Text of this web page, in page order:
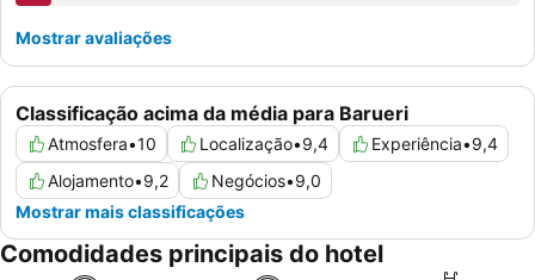
Classificação acima da média para Barueri
Atmosfera•10 Localização•9,4 Experiência•9,4
Alojamento•9,2 Negócios•9,0
Mostrar mais classificações
Mostrar avaliações
Comodidades principais do hotel